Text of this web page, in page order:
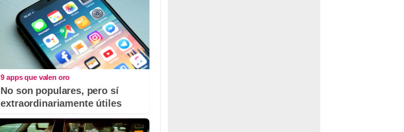
9 apps que valen oro
No son populares, pero sí
extraordinariamente útiles